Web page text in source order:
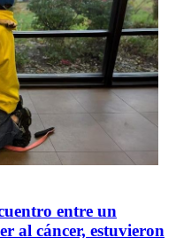
entre un
al cáncer, estuvieron